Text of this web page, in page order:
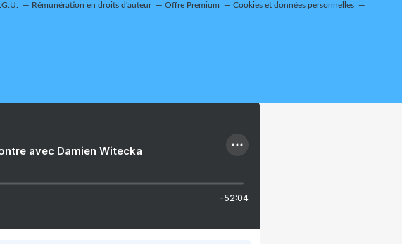
Rémunération en droits d'auteur Offre Premium Cookies et données personnelles
avec Damien Witecka
-52:04